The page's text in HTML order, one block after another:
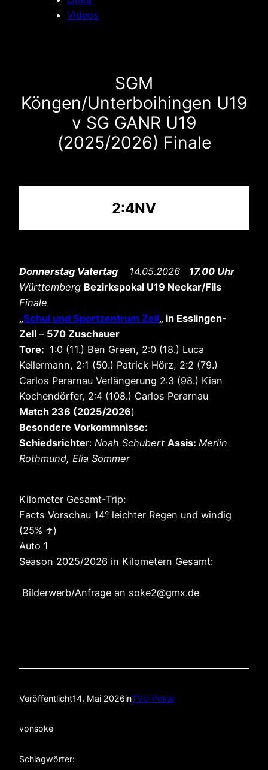
Videos
SGM
Köngen/Unterboihingen U19
v SG GANR U19
(2025/2026) Finale
2:4NV
Donnerstag Vatertag 14.05.2026 17.00 Uhr
Württemberg Bezirkspokal U19 Neckar/Fils
Finale
„Schul und Sportzentrum Zell„ in Esslingen-
Zell – 570 Zuschauer
Tore: 1:0 (11.) Ben Green, 2:0 (18.) Luca
Kellermann, 2:1 (50.) Patrick Hörz, 2:2 (79.)
Carlos Perarnau Verlängerung 2:3 (98.) Kian
Kochendörfer, 2:4 (108.) Carlos Perarnau
Match 236 (2025/2026)
Besondere Vorkommnisse:
Schiedsrichter: Noah Schubert Assis: Merlin
Rothmund, Elia Sommer
Kilometer Gesamt-Trip:
Facts Vorschau 14° leichter Regen und windig
(25% ☂️)
Auto 1
Season 2025/2026 in Kilometern Gesamt:
Bilderwerb/Anfrage an soke2@gmx.de
Veröffentlicht14. Mai 2026inTVU Pokal
vonsoke
Schlagwörter: